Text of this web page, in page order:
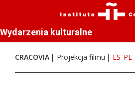
Wydarzenia kulturalne
CRACOVIA Projekcja filmu ES PL